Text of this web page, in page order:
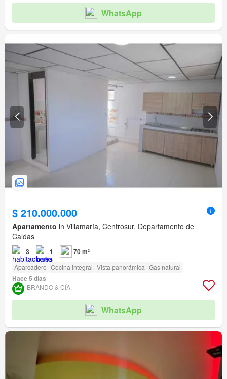
WhatsApp
$ 210.000.000
Apartamento in Villamaría, Centrosur, Departamento de
Caldas
3 1 70 m²
Aparcadero Cocina integral Vista panorámica Gas natural
Hace 5 días
BRANDO & CÍA.
WhatsApp